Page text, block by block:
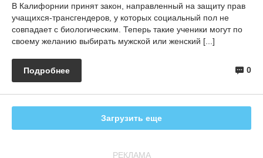
В Калифорнии принят закон, направленный на защиту прав
учащихся-трансгендеров, у которых социальный пол не
совпадает с биологическим. Теперь такие ученики могут по
своему желанию выбирать мужской или женский [...]
0
Подробнее
Загрузить еще
РЕКЛАМА